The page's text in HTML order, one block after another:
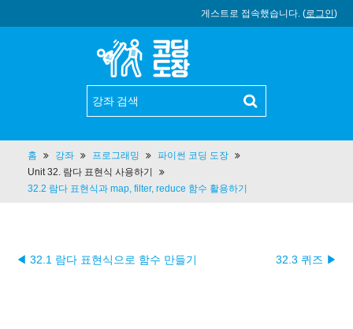
게스트로 접속했습니다. (로그인)
홈 강좌 프로그래밍
파이썬 코딩 도장
Unit 32. 람다 표현식 사용하기
32.2 람다 표현식과 map, filter, reduce 함수 활용하기
◀ 32.1 람다 표현식으로 함수 만들기 32.3 퀴즈 ▶︎